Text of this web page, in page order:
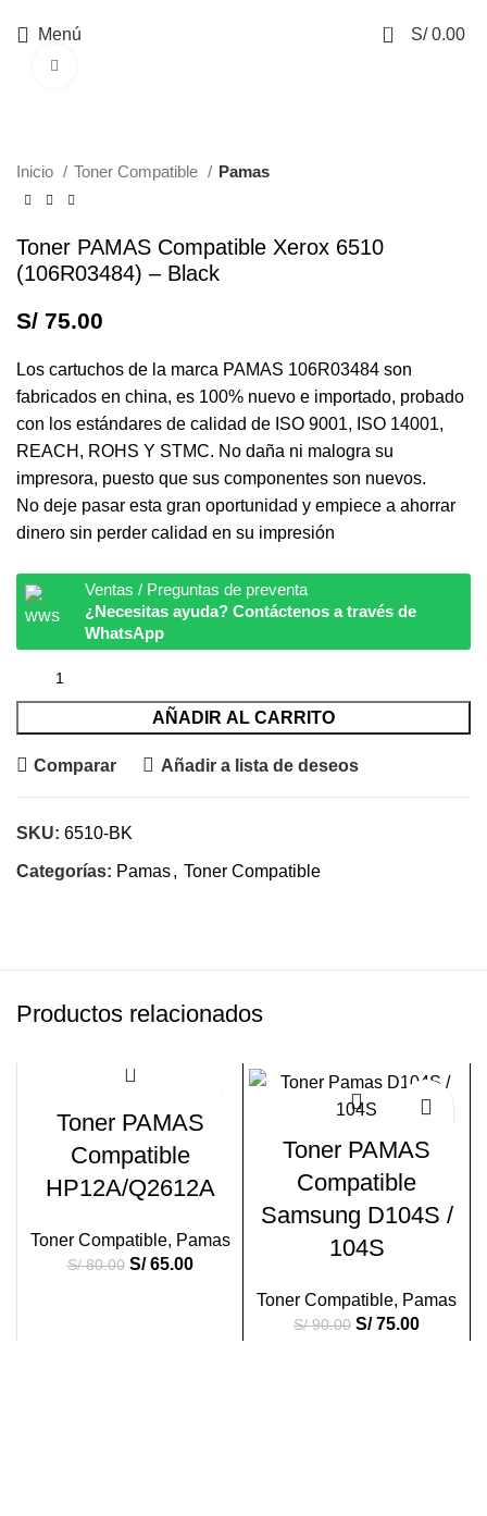
Menú 0 S/0.00
Inicio Toner Compatible Pamas
Toner PAMAS Compatible Xerox 6510
(106R03484) – Black
S/ 75.00
Los cartuchos de la marca PAMAS 106R03484 son
fabricados en china, es 100% nuevo e importado, probado
con los estándares de calidad de ISO 9001, ISO 14001,
REACH, ROHS Y STMC. No daña ni malogra su
impresora, puesto que sus componentes son nuevos.
No deje pasar esta gran oportunidad y empiece a ahorrar
dinero sin perder calidad en su impresión
Ventas / Preguntas de preventa
¿Necesitas ayuda? Contáctenos a través de
WhatsApp
AÑADIR AL CARRITO
Comparar Añadir a lista de deseos
SKU: 6510-BK
Categorías: Pamas, Toner Compatible
Productos relacionados
Toner PAMAS
Compatible
HP12A/Q2612A
Toner Compatible, Pamas
S/80.00 S/65.00
Toner PAMAS
Compatible
Samsung D104S /
104S
Toner Compatible, Pamas
S/90.00 S/75.00